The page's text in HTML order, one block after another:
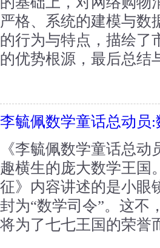
严格、系统的建模与数
的行为与特点，描绘了
的优势根源，最后总结
李毓佩数学童话总动员
《李毓佩数学童话总
趣横生的庞大数学王国
征》内容讲述的是小眼
封为“数学司令”。这不
将为了七七王国的荣誉